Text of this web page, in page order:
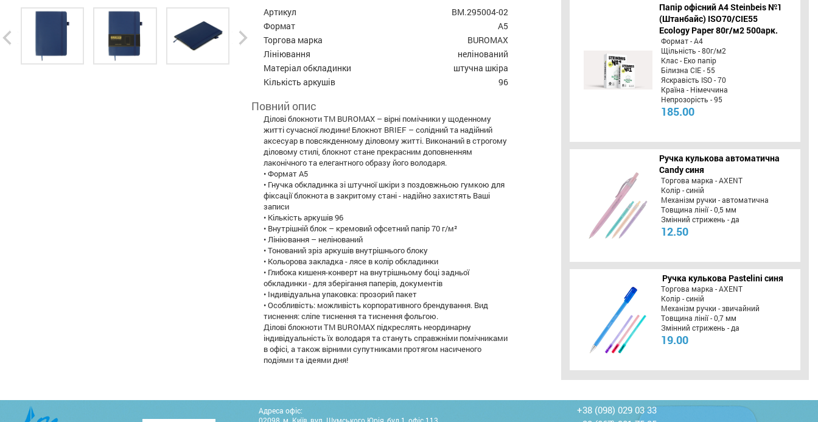
Артикул
BM.295004-02
Формат
А5
Торгова марка
BUROMAX
Лініювання
нелінований
Матеріал обкладинки
штучна шкіра
Кількість аркушів
96
Повний опис
Ділові блокноти ТМ BUROMAX – вірні помічники у щоденному
житті сучасної людини! Блокнот BRIEF – солідний та надійний
аксесуар в повсякденному діловому житті. Виконаний в строгому
діловому стилі, блокнот стане прекрасним доповненням
лаконічного та елегантного образу його володаря.
• Формат А5
• Гнучка обкладинка зі штучної шкіри з поздовжньою гумкою для
фіксації блокнота в закритому стані - надійно захистять Ваші
записи
• Кількість аркушів 96
• Внутрішній блок – кремовий офсетний папір 70 г/м²
• Лініювання – нелінований
• Тонований зріз аркушів внутрішнього блоку
• Кольорова закладка - лясе в колір обкладинки
• Глибока кишеня-конверт на внутрішньому боці задньої
обкладинки - для зберігання паперів, документів
• Індивідуальна упаковка: прозорий пакет
• Особливість: можливість корпоративного брендування. Вид
тиснення: сліпе тиснення та тиснення фольгою.
Ділові блокноти ТМ BUROMAX підкреслять неординарну
індивідуальність їх володаря та стануть справжніми помічниками
в офісі, а також вірними супутниками протягом насиченого
подіями та ідеями дня!
Папір офісний A4 Steinbeis №1
(Штанбайс) ISO70/СІЕ55
Ecology Paper 80г/м2 500арк.
Формат - А4
Щільність - 80г/м2
Клас - Еко папір
Білизна CIE - 55
Яскравість ISO - 70
Країна - Німеччина
Непрозорість - 95
185.00
Ручка кулькова автоматична
Candy синя
Торгова марка - AXENT
Колір - синій
Механізм ручки - автоматична
Товщина лінії - 0,5 мм
Змінний стрижень - да
12.50
Ручка кулькова Pastelini синя
Торгова марка - AXENT
Колір - синій
Механізм ручки - звичайний
Товщина лінії - 0,7 мм
Змінний стрижень - да
19.00
Адреса офіс:
+38 (098) 029 03 33